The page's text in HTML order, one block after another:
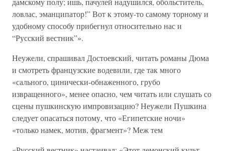
ловлас, эманципатор!” Вот к этому-то самому торному и
удобному способу прибегнул относительно нас и
“Русский вестник”».
Неужели, спрашивал Достоевский, читать романы Дюма
и смотреть французские водевили, где так много
«сального, цинически-обнаженного, грубо
извращенного», менее опасно, чем читать или слушать со
сцены пушкинскую импровизацию? Неужели Пушкина
следует опасаться потому, что «Египетские ночи»
«только намек, мотив, фрагмент»? Меж тем